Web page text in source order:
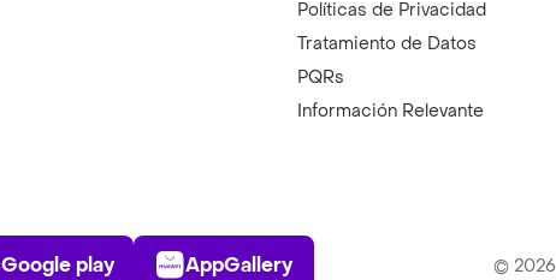
Políticas de Privacidad
Tratamiento de Datos
PQRs
Información Relevante
Play Store
Google play
AppGallery
AppGallery © 2026